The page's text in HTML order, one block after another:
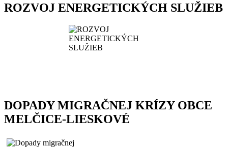
ROZVOJ ENERGETICKÝCH SLUŽIEB
DOPADY MIGRAČNEJ KRÍZY OBCE
MELČICE-LIESKOVÉ